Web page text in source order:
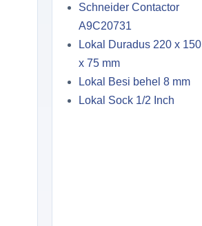
Schneider Contactor
A9C20731
Lokal Duradus 220 x 150
x 75 mm
Lokal Besi behel 8 mm
Lokal Sock 1/2 Inch